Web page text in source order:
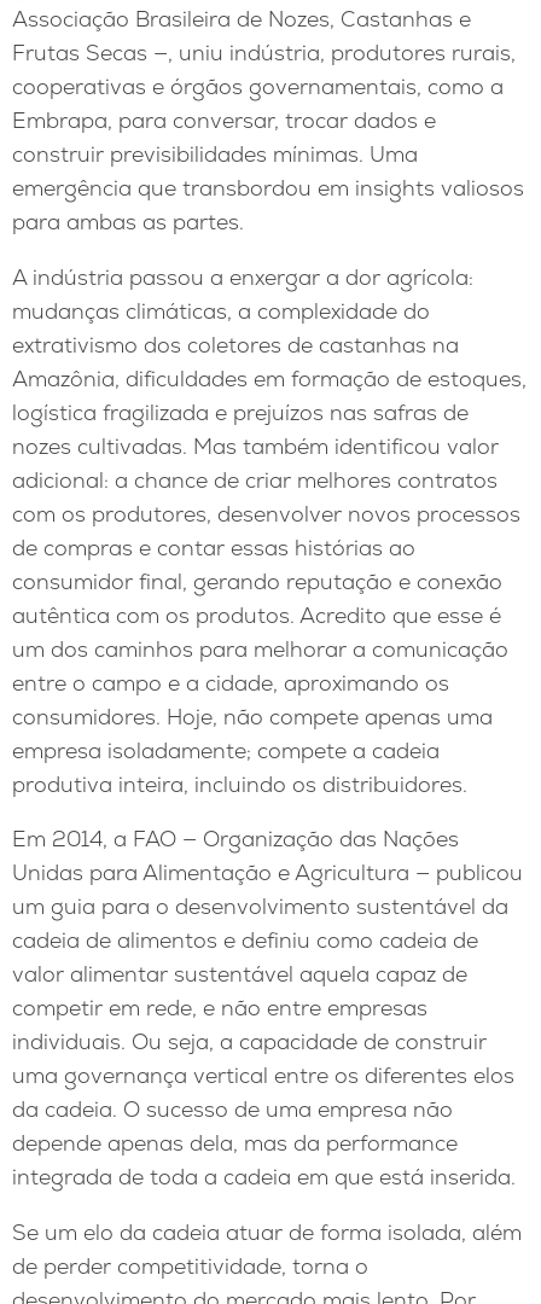
Associação Brasileira de Nozes, Castanhas e
Frutas Secas —, uniu indústria, produtores rurais,
cooperativas e órgãos governamentais, como a
Embrapa, para conversar, trocar dados e
construir previsibilidades mínimas. Uma
emergência que transbordou em insights valiosos
para ambas as partes.
A indústria passou a enxergar a dor agrícola:
mudanças climáticas, a complexidade do
extrativismo dos coletores de castanhas na
Amazônia, dificuldades em formação de estoques,
logística fragilizada e prejuízos nas safras de
nozes cultivadas. Mas também identificou valor
adicional: a chance de criar melhores contratos
com os produtores, desenvolver novos processos
de compras e contar essas histórias ao
consumidor final, gerando reputação e conexão
autêntica com os produtos. Acredito que esse é
um dos caminhos para melhorar a comunicação
entre o campo e a cidade, aproximando os
consumidores. Hoje, não compete apenas uma
empresa isoladamente; compete a cadeia
produtiva inteira, incluindo os distribuidores.
Em 2014, a FAO — Organização das Nações
Unidas para Alimentação e Agricultura — publicou
um guia para o desenvolvimento sustentável da
cadeia de alimentos e definiu como cadeia de
valor alimentar sustentável aquela capaz de
competir em rede, e não entre empresas
individuais. Ou seja, a capacidade de construir
uma governança vertical entre os diferentes elos
da cadeia. O sucesso de uma empresa não
depende apenas dela, mas da performance
integrada de toda a cadeia em que está inserida.
Se um elo da cadeia atuar de forma isolada, além
de perder competitividade, torna o